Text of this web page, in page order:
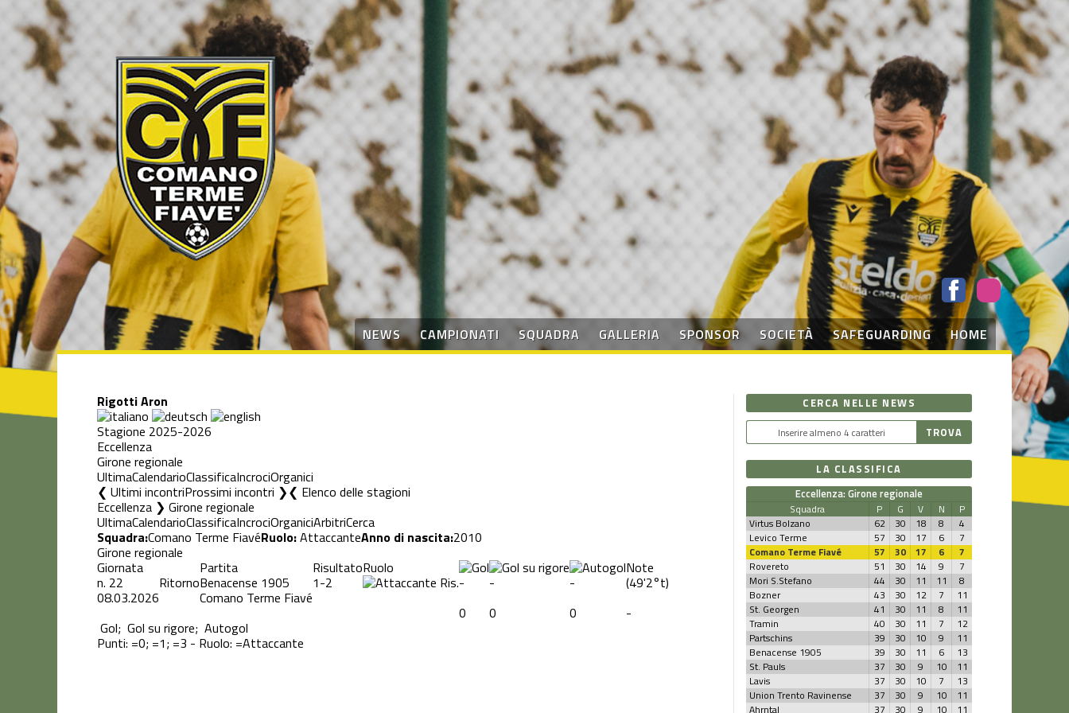
NEWS CAMPIONATI SQUADRA GALLERIA SPONSOR SOCIETÀ SAFEGUARDING HOME
Rigotti Aron
Stagione 2025-2026
Eccellenza
Girone regionale
UltimaCalendarioClassificaIncrociOrganici
❮ Ultimi incontriProssimi incontri ❯ Elenco delle stagioni
Eccellenza ❯ Girone regionale
UltimaCalendarioClassificaIncrociOrganiciArbitriCerca
Squadra:Comano Terme FiavéRuolo:AttaccanteAnno di nascita:2010
Girone regionale
Giornata Partita RisultatoRuolo Note
n. 22
08.03.2026
RitornoBenacense 1905
Comano Terme Fiavé
1-2 Ris.- - - (49'2°t)
0
0 0 -
Gol; Gol su rigore; Autogol
Punti: =0; =1; =3 - Ruolo: =Attaccante
CERCA NELLE NEWS
LA CLASSIFICA
Eccellenza: Girone regionale
Squadra P G V N
P
Virtus Bolzano
62 30 18 8
4
Levico Terme
57 30 17 6
7
Comano Terme Fiavé
57 30 17 6
7
Rovereto
51 30 14 9
7
Mori S.Stefano
44 30 11 11
8
Bozner
43 30 12 7
11
St. Georgen
41 30 11 8
11
Tramin
40 30 11 7
12
Partschins
39 30 10 9
11
Benacense 1905
39 30 11 6
13
St. Pauls
37 30 9 10
11
Lavis
37 30 10 7
13
Union Trento Ravinense
37 30 9 10
11
Ahrntal
37 30 9 10 11